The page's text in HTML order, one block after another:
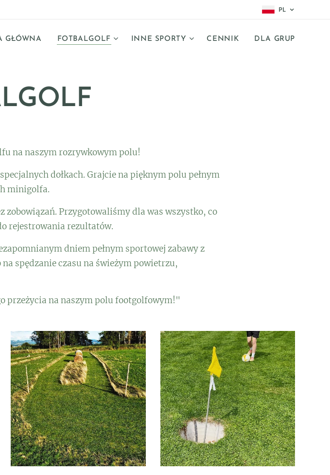
PL
GŁÓWNA FOTBALGOLF INNE SPORTY CENNIK DLA GRUP
na naszym rozrywkowym polu!
dołkach. Grajcie na pięknym polu pełnym
minigolfa.
zobowiązań. Przygotowaliśmy dla was wszystko, co
rejestrowania rezultatów.
dniem pełnym sportowej zabawy z
spędzanie czasu na świeżym powietrzu,
przeżycia na naszym polu footgolfowym!"